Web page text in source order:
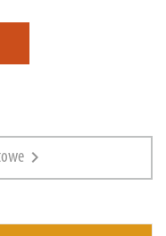
chevron_right